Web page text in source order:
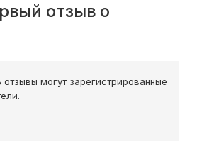
отзыв о
отзывы могут зарегистрированные